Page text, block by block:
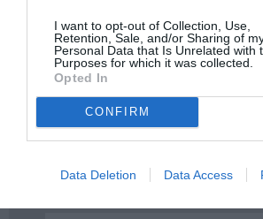
I want to opt-out of Collection, Use,
Retention, Sale, and/or Sharing of
Personal Data that Is Unrelated with
Purposes for which it was collected.
Opted In
CONFIRM
Data Deletion Data Access
ΔΩΡΕΑΝ ΕΚΔΗΛΩΣΕΙΣ
ΕΙΚΑΣΤΙΚΕΣ
ΕΚΘΕΣΗ ΖΩΓΡΑΦΙΚΗΣ
ΖΩΓΡΑΦΙΚΗ
ΟΜΑΔΙΚΕΣ ΕΚΘΕΣΕΙΣ
Newsletter
Κάθε βδομάδα στο e-mail σας τα